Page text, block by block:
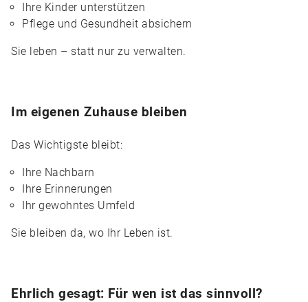
Ihre Kinder unterstützen
Pflege und Gesundheit absichern
Sie leben – statt nur zu verwalten.
Im eigenen Zuhause bleiben
Das Wichtigste bleibt:
Ihre Nachbarn
Ihre Erinnerungen
Ihr gewohntes Umfeld
Sie bleiben da, wo Ihr Leben ist.
Ehrlich gesagt: Für wen ist das sinnvoll?